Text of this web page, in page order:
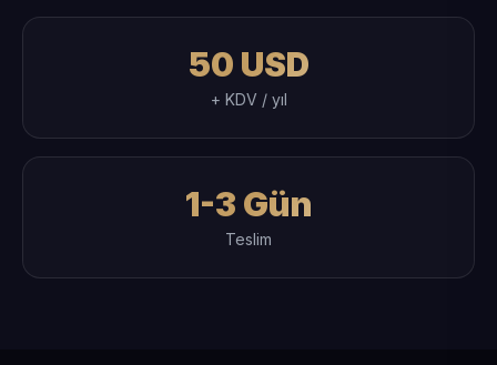
50 USD
+ KDV / yıl
1-3 Gün
Teslim